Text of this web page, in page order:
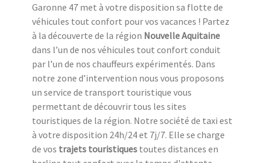
Garonne 47 met à votre disposition sa flotte de
véhicules tout confort pour vos vacances ! Partez
à la découverte de la région Nouvelle Aquitaine
dans l’un de nos véhicules tout confort conduit
par l’un de nos chauffeurs expérimentés. Dans
notre zone d’intervention nous vous proposons
un service de transport touristique vous
permettant de découvrir tous les sites
touristiques de la région. Notre société de taxi est
à votre disposition 24h/24 et 7j/7. Elle se charge
de vos trajets touristiques toutes distances en